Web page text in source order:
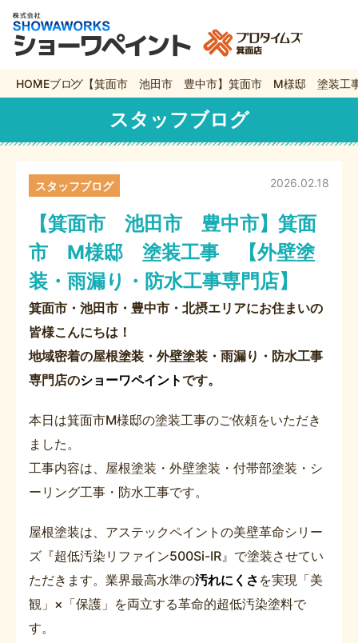
HOMEブログ 【箕面市 池田市 豊中市】箕面市 M様邸 塗装工
スタッフブログ
【箕面市 池田市 豊中市】箕面
市 M様邸 塗装工事 【外壁塗
装・雨漏り・防水工事専門店】
2026.02.18
スタッフブログ
箕面市・池田市・豊中市・北摂エリアにお住まいの
皆様こんにちは！
地域密着の屋根塗装・外壁塗装・雨漏り・防水工事
専門店のショーワペイントです。
本日は箕面市M様邸の塗装工事のご依頼をいただき
ました。
工事内容は、屋根塗装・外壁塗装・付帯部塗装・シ
ーリング工事・防水工事です。
屋根塗装は、アステックペイントの美壁革命シリー
ズ『超低汚染リファイン500Si-IR』で塗装させてい
ただきます。業界最高水準の汚れにくさ を実現「美
観」×「保護」を両立する革命的超低汚染塗料で
す。